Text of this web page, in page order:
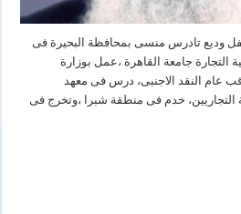
وديع تادرس منسى بمحافظة البحيرة فى
تخرج فى كلية التجارة جامعة القاهرة ،عمل بوزارة
عام النقد الاجنبى، درس فى معهد
التجاريين، خدم فى منطقة شبرا ،وتخرج فى